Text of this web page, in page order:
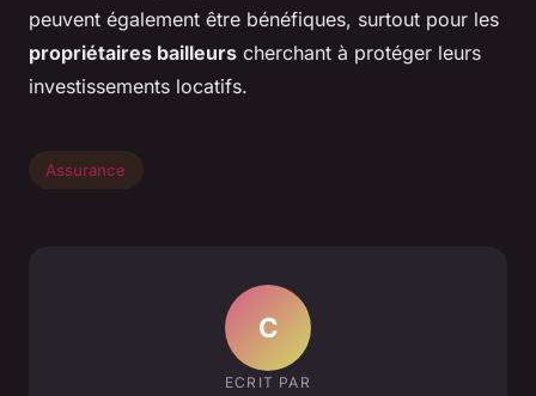
peuvent également être bénéfiques, surtout pour les
propriétaires bailleurs cherchant à protéger leurs
investissements locatifs.
Assurance
C
ECRIT PAR